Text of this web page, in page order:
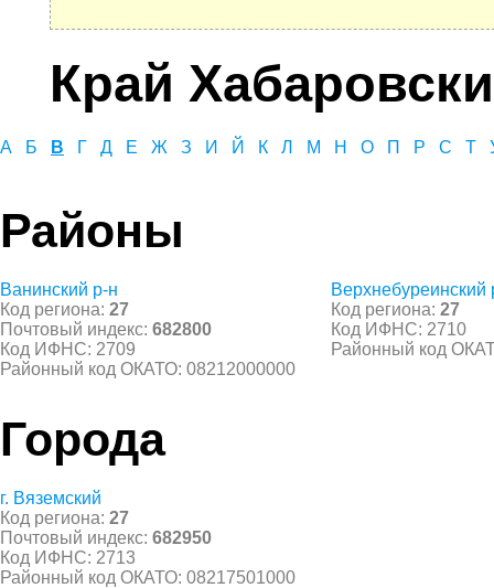
Край
А Б В Г Д Е Ж З И Й К Л М Н О П Р С Т
Районы
Ванинский р-н
Код региона: 27
Почтовый индекс: 682800
Код ИФНС: 2709
Районный код ОКАТО: 08212000000
Верхнебуреинский
Код региона: 27
Код ИФНС: 2710
Районный код
Города
г. Вяземский
Код региона: 27
Почтовый индекс: 682950
Код ИФНС: 2713
Районный код ОКАТО: 08217501000